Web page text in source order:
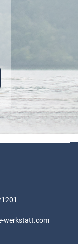
werkstatt.com